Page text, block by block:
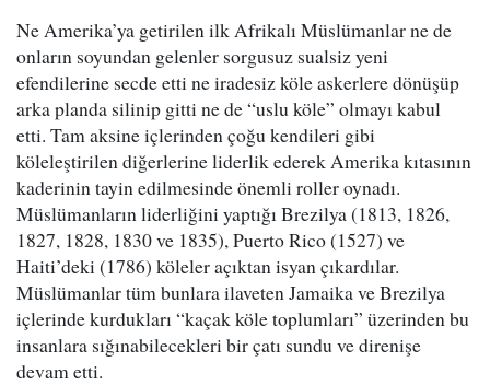
Ne Amerika’ya getirilen ilk Afrikalı Müslümanlar ne de
onların soyundan gelenler sorgusuz sualsiz yeni
efendilerine secde etti ne iradesiz köle askerlere dönüşüp
arka planda silinip gitti ne de “uslu köle” olmayı kabul
etti. Tam aksine içlerinden çoğu kendileri gibi
köleleştirilen diğerlerine liderlik ederek Amerika kıtasının
kaderinin tayin edilmesinde önemli roller oynadı.
Müslümanların liderliğini yaptığı Brezilya (1813, 1826,
1827, 1828, 1830 ve 1835), Puerto Rico (1527) ve
Haiti’deki (1786) köleler açıktan isyan çıkardılar.
Müslümanlar tüm bunlara ilaveten Jamaika ve Brezilya
içlerinde kurdukları “kaçak köle toplumları” üzerinden bu
insanlara sığınabilecekleri bir çatı sundu ve direnişe
devam etti.